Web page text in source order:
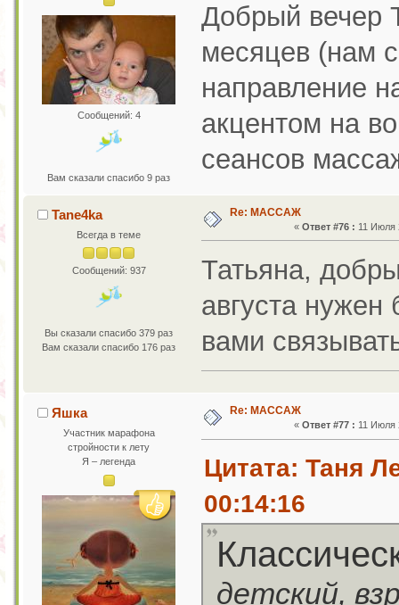
Сообщений: 4
Вам сказали спасибо 9 раз
Добрый вечер
месяцев (нам
направление
акцентом на
сеансов
Tane4ka
Всегда в теме
Сообщений: 937
Вы сказали спасибо 379 раз
Вам сказали спасибо 176 раз
Re: МАССАЖ
«Ответ #76 : 11 Июля
Татьяна,
августа нужен
вами
Яшка
Участник марафона
стройности к лету
Я – легенда
Re: МАССАЖ
«Ответ #77 : 11 Июля
Цитата: Таня
00:14:16
детский,